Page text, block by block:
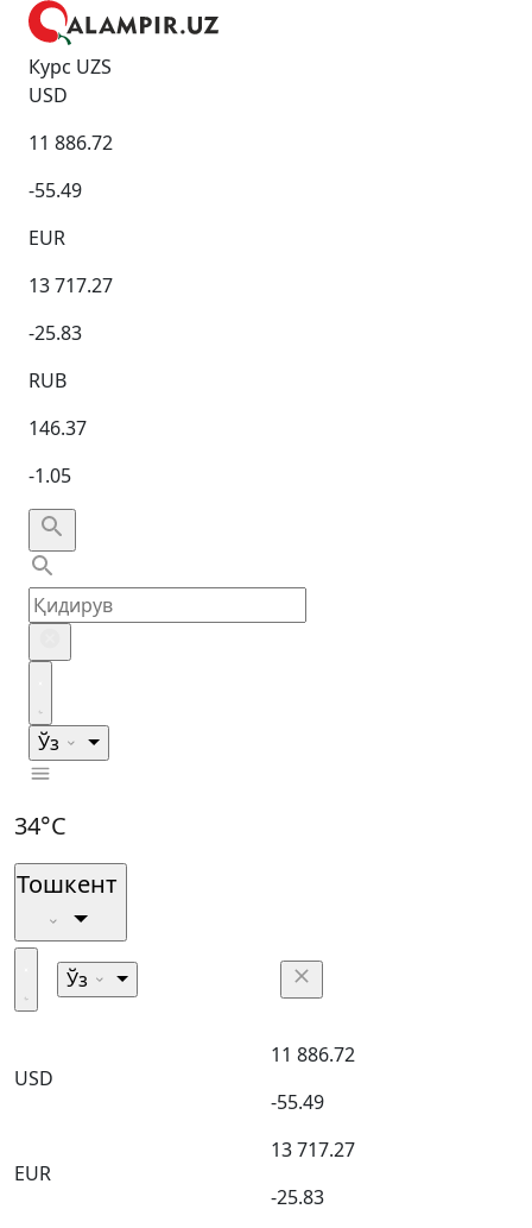
Курс UZS
USD
11 886.72
-55.49
EUR
13 717.27
-25.83
RUB
146.37
-1.05
Ўз
34°C
Тошкент
Ўз
USD
11 886.72
-55.49
EUR
13 717.27
-25.83